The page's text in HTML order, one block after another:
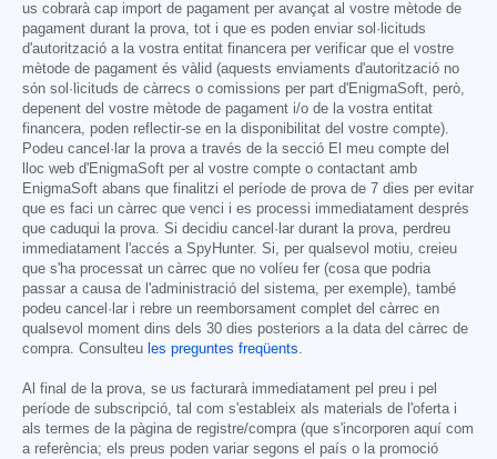
us cobrarà cap import de pagament per avançat al vostre mètode de
pagament durant la prova, tot i que es poden enviar sol·licituds
d'autorització a la vostra entitat financera per verificar que el vostre
mètode de pagament és vàlid (aquests enviaments d'autorització no
són sol·licituds de càrrecs o comissions per part d'EnigmaSoft, però,
depenent del vostre mètode de pagament i/o de la vostra entitat
financera, poden reflectir-se en la disponibilitat del vostre compte).
Podeu cancel·lar la prova a través de la secció El meu compte del
lloc web d'EnigmaSoft per al vostre compte o contactant amb
EnigmaSoft abans que finalitzi el període de prova de 7 dies per evitar
que es faci un càrrec que venci i es processi immediatament després
que caduqui la prova. Si decidiu cancel·lar durant la prova, perdreu
immediatament l'accés a SpyHunter. Si, per qualsevol motiu, creieu
que s'ha processat un càrrec que no volíeu fer (cosa que podria
passar a causa de l'administració del sistema, per exemple), també
podeu cancel·lar i rebre un reemborsament complet del càrrec en
qualsevol moment dins dels 30 dies posteriors a la data del càrrec de
compra. Consulteu les preguntes freqüents.
Al final de la prova, se us facturarà immediatament pel preu i pel
període de subscripció, tal com s'estableix als materials de l'oferta i
als termes de la pàgina de registre/compra (que s'incorporen aquí com
a referència; els preus poden variar segons el país o la promoció